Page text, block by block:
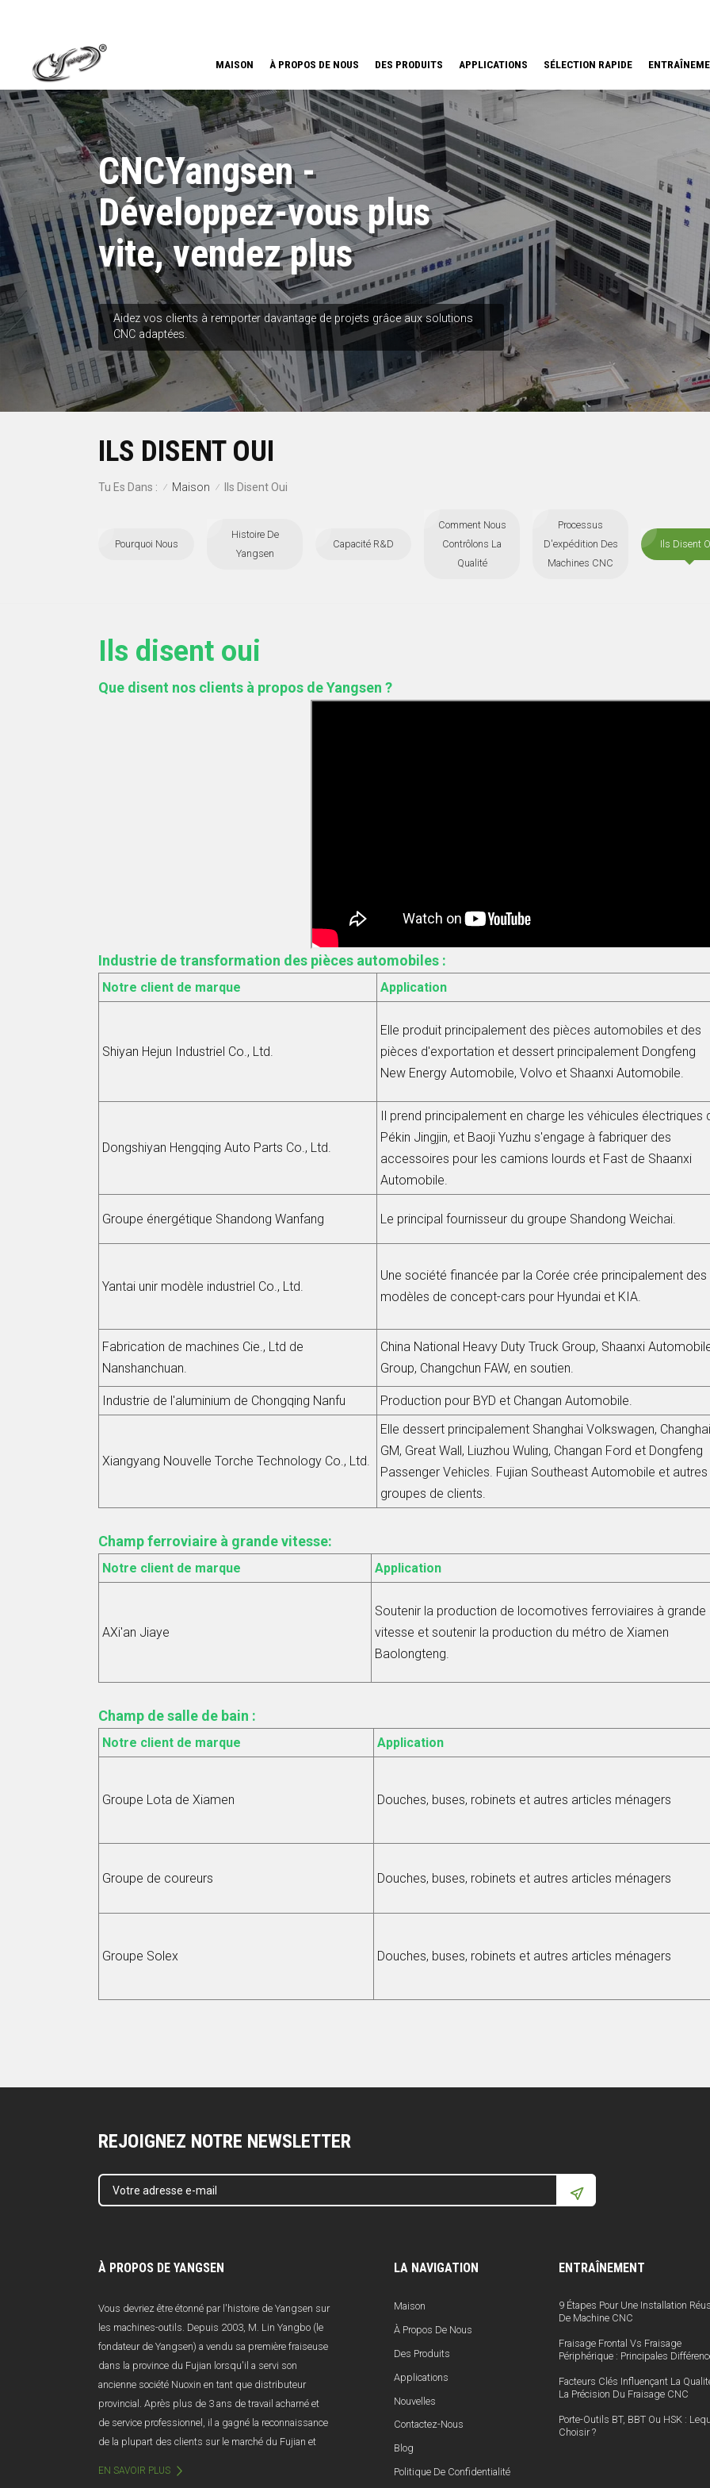
MAISON À PROPOS DE NOUS DES PRODUITS APPLICATIONS SÉLECTION RAPIDE
CNCYangsen -
Développez-vous plus
vite, vendez plus
Aidez vos clients à remporter davantage de projets grâce aux solutions
CNC adaptées.
ILS DISENT OUI
Tu Es Dans : / Maison / Ils Disent Oui
Pourquoi Nous
Histoire De
Yangsen
Capacité R&D
Comment Nous
Contrôlons La
Qualité
Processus
D'expédition Des
Machines CNC
Ils Disent
Ils disent oui
Que disent nos clients à propos de Yangsen ?
Industrie de transformation des pièces automobiles :
Notre client de marque Application
Shiyan Hejun Industriel Co., Ltd.
Elle produit principalement des pièces automobiles et des
pièces d'exportation et dessert principalement Dongfeng
New Energy Automobile, Volvo et Shaanxi Automobile.
Dongshiyan Hengqing Auto Parts Co., Ltd.
Il prend principalement en charge les véhicules électriques
Pékin Jingjin, et Baoji Yuzhu s'engage à fabriquer des
accessoires pour les camions lourds et Fast de Shaanxi
Automobile.
Groupe énergétique Shandong Wanfang Le principal fournisseur du groupe Shandong Weichai.
Yantai unir modèle industriel Co., Ltd.
Une société financée par la Corée crée principalement des
modèles de concept-cars pour Hyundai et KIA.
Fabrication de machines Cie., Ltd de
Nanshanchuan.
China National Heavy Duty Truck Group, Shaanxi
Group, Changchun FAW, en soutien.
Industrie de l'aluminium de Chongqing Nanfu Production pour BYD et Changan Automobile.
Xiangyang Nouvelle Torche Technology Co., Ltd.
Elle dessert principalement Shanghai Volkswagen, Changhai
GM, Great Wall, Liuzhou Wuling, Changan Ford et Dongfeng
Passenger Vehicles. Fujian Southeast Automobile et autres
groupes de clients.
Champ ferroviaire à grande vitesse:
Notre client de marque Application
AXi'an Jiaye
Soutenir la production de locomotives ferroviaires à grande
vitesse et soutenir la production du métro de Xiamen
Baolongteng.
Champ de salle de bain :
Notre client de marque Application
Groupe Lota de Xiamen Douches, buses, robinets et autres articles ménagers
Groupe de coureurs Douches, buses, robinets et autres articles ménagers
Groupe Solex Douches, buses, robinets et autres articles ménagers
REJOIGNEZ NOTRE NEWSLETTER
À PROPOS DE YANGSEN
Vous devriez être étonné par l'histoire de Yangsen sur
les machines-outils. Depuis 2003, M. Lin Yangbo (le
fondateur de Yangsen) a vendu sa première fraiseuse
dans la province du Fujian lorsqu'il a servi son
ancienne société Nuoxin en tant que distributeur
provincial. Après plus de 3 ans de travail acharné et
de service professionnel, il a gagné la reconnaissance
de la plupart des clients sur le marché du Fujian et
yuans. Malheureusement, en raison d'une mauvaise
EN SAVOIR PLUS
LA NAVIGATION
Maison
À Propos De Nous
Des Produits
Applications
Nouvelles
Contactez-Nous
Blog
Politique De Confidentialité
ENTRAÎNEMENT
9 Étapes Pour Une Installation
De Machine CNC
Fraisage Frontal Vs Fraisage
Périphérique : Principales
Facteurs Clés Influençant La
La Précision Du Fraisage CNC
Porte-Outils BT, BBT Ou HSK :
Choisir ?